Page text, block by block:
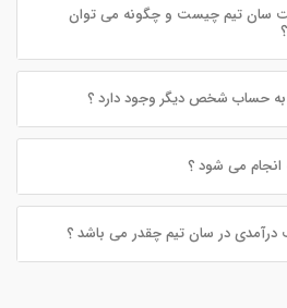
سان تیم چیست و چگونه می توان
به حساب شخص دیگر وجود دارد ؟
انجام می شود ؟
در سان تیم چقدر می باشد ؟